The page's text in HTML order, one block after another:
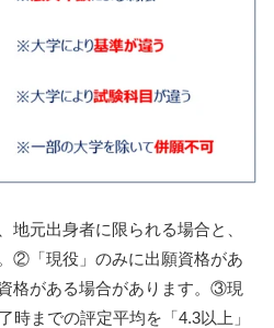
元出身者に限られる場合と、
② 「現役」のみに出願資格があ
格がある場合があります。 ③現
時までの評定平均を「4.3以上」